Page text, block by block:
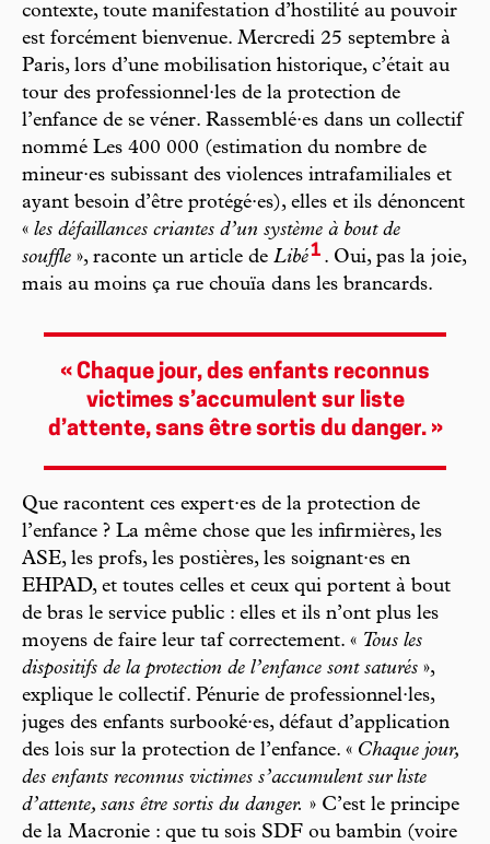
contexte, toute manifestation d’hostilité au pouvoir
est forcément bienvenue. Mercredi 25 septembre à
Paris, lors d’une mobilisation historique, c’était au
tour des professionnel·les de la protection de
l’enfance de se véner. Rassemblé·es dans un collectif
nommé Les 400 000 (estimation du nombre de
mineur·es subissant des violences intrafamiliales et
ayant besoin d’être protégé·es), elles et ils dénoncent
« les défaillances criantes d’un système à bout de
souffle », raconte un article de Libé1 . Oui, pas la joie,
mais au moins ça rue chouïa dans les brancards.
« Chaque jour, des enfants reconnus
victimes s’accumulent sur liste
d’attente, sans être sortis du danger. »
Que racontent ces expert·es de la protection de
l’enfance ? La même chose que les infirmières, les
ASE, les profs, les postières, les soignant·es en
EHPAD, et toutes celles et ceux qui portent à bout
de bras le service public : elles et ils n’ont plus les
moyens de faire leur taf correctement. « Tous les
dispositifs de la protection de l’enfance sont saturés »,
explique le collectif. Pénurie de professionnel·les,
juges des enfants surbooké·es, défaut d’application
des lois sur la protection de l’enfance. « Chaque jour,
des enfants reconnus victimes s’accumulent sur liste
d’attente, sans être sortis du danger. » C’est le principe
de la Macronie : que tu sois SDF ou bambin (voire